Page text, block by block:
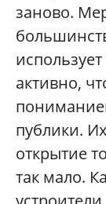
заново.
активно,
публики.
открытие
так мало.